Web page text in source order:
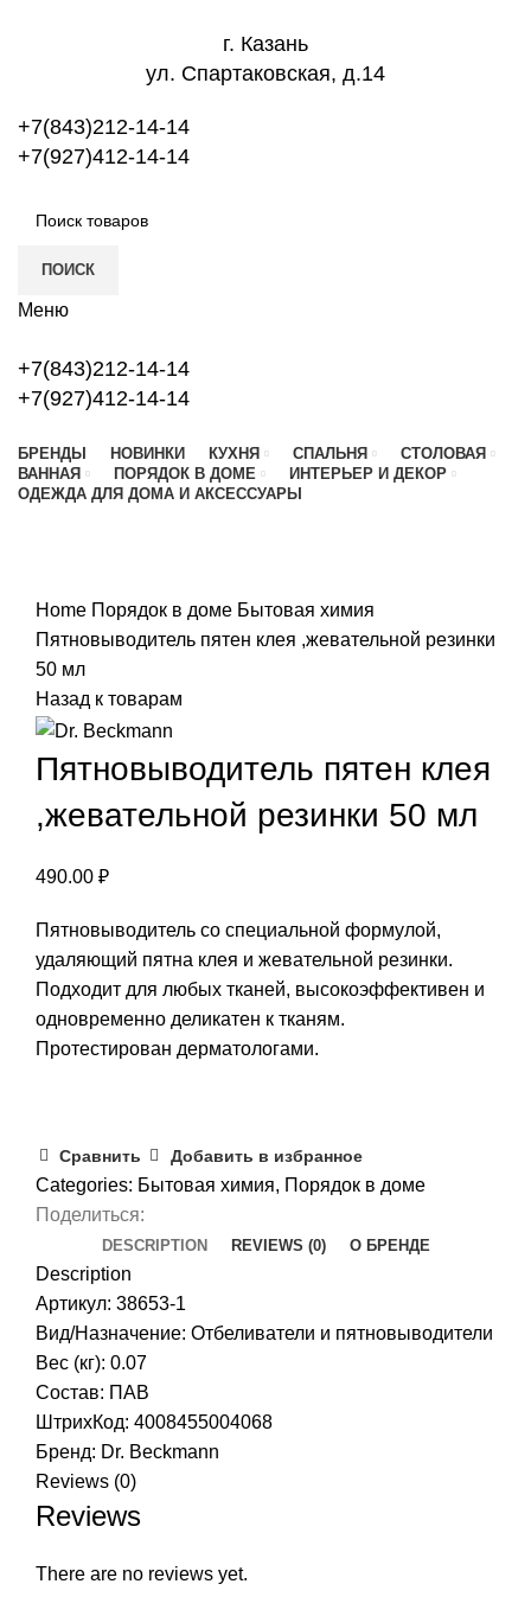
г. Казань
ул. Спартаковская, д.14
+7(843)212-14-14
+7(927)412-14-14
ПОИСК
Меню
+7(843)212-14-14
+7(927)412-14-14
БРЕНДЫ НОВИНКИ КУХНЯ СПАЛЬНЯ
СТОЛОВАЯ
ВАННАЯ
ПОРЯДОК В ДОМЕ
ИНТЕРЬЕР И ДЕКОР
ОДЕЖДА ДЛЯ ДОМА И АКСЕССУАРЫ
Home Порядок в доме Бытовая химия
Пятновыводитель пятен клея ,жевательной резинки
50 мл
Назад к товарам
Пятновыводитель пятен клея
,жевательной резинки 50 мл
490.00 ₽
Пятновыводитель со специальной формулой,
удаляющий пятна клея и жевательной резинки.
Подходит для любых тканей, высокоэффективен и
одновременно деликатен к тканям.
Протестирован дерматологами.
Сравнить Добавить в избранное
Categories: Бытовая химия, Порядок в доме
Поделиться:
DESCRIPTION REVIEWS (0) О БРЕНДЕ
Description
Артикул: 38653-1
Вид/Назначение: Отбеливатели и пятновыводители
Вес (кг): 0.07
Состав: ПАВ
ШтрихКод: 4008455004068
Бренд: Dr. Beckmann
Reviews (0)
Reviews
There are no reviews yet.